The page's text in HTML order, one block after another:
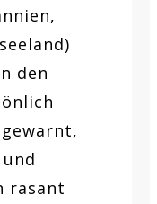
den
rasant